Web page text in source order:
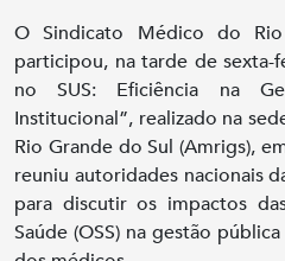
O Sindicato Médico do
participou, na tarde de sexta-
no SUS: Eficiência na
Institucional”, realizado na
Rio Grande do Sul (Amrigs),
reuniu autoridades nacionais
para discutir os impactos
Saúde (OSS) na gestão